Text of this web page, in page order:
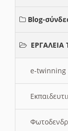
Blog-
ΕΡΓΑΛΕΙΑ
e-twinning